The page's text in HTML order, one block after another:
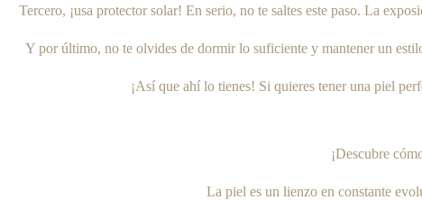
Tercero, ¡usa protector solar! En serio, no te saltes este paso. La
Y por último, no te olvides de dormir lo suficiente y mantener un
¡Así que ahí lo tienes! Si quieres tener una piel
¡Descubre
La piel es un lienzo en constante